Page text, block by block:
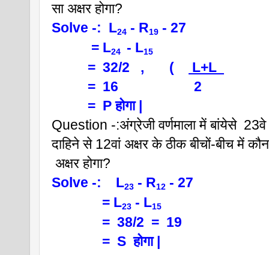
सा अक्षर होगा?
Solve -:  L24 - R19 - 27
= L24 - L15
=  32/2   ,       (
L+L
=  16                     2
=  P होगा |
Question -:अंग्रेजी वर्णमाला में बांयेसे
दाहिने से 12वां अक्षर के ठीक बीचों-बीच में
अक्षर होगा?
Solve -:    L23 - R12 - 27
= L23 - L15
=  38/2  =  19
=  S  होगा |